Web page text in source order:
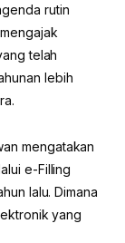
rutin
telah
lebih
mengatakan
e-Filling
lalu. Dimana
yang